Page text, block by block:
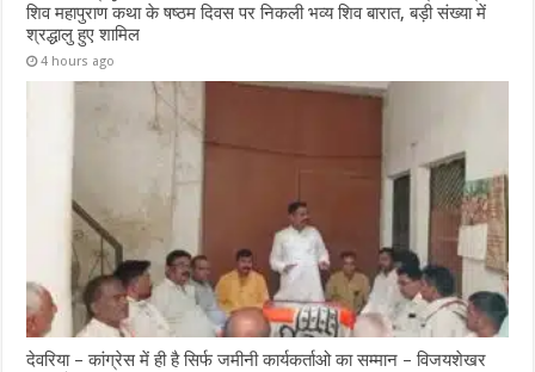
शिव महापुराण कथा के षष्ठम दिवस पर निकली भव्य शिव बारात, बड़ी संख्या में
श्रद्धालु हुए शामिल
4 hours ago
देवरिया – कांग्रेस में ही है सिर्फ जमीनी कार्यकर्ताओ का सम्मान – विजयशेखर